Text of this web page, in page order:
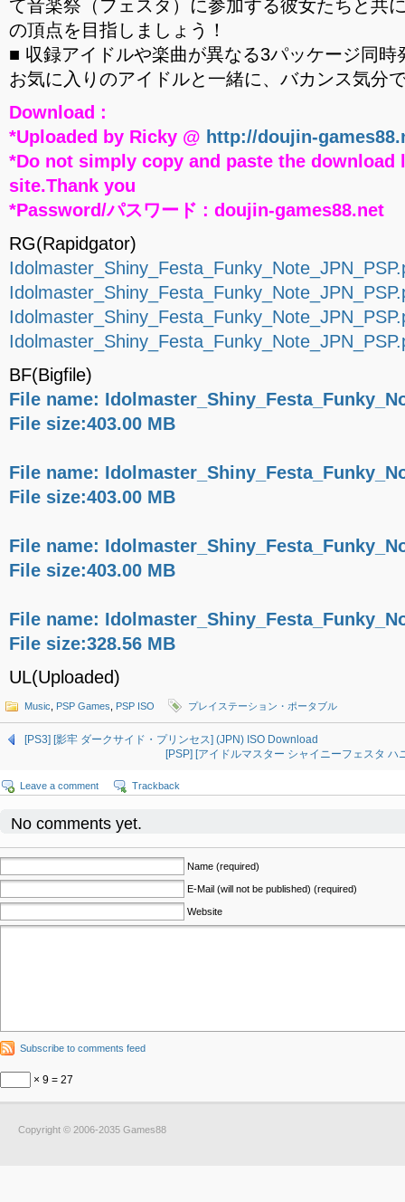
て音楽祭（フェスタ）に参加する彼女たちと共
の頂点を目指しましょう！
■ 収録アイドルや楽曲が異なる3パッケージ同時
お気に入りのアイドルと一緒に、バカンス気分
Download :
*Uploaded by Ricky @ http://doujin-
*Do not simply copy and paste the download
site.Thank you
*Password/パスワード : doujin-games88.net
RG(Rapidgator)
BF(Bigfile)
File name:
File size:403.00 MB
File name:
File size:403.00 MB
File name:
File size:403.00 MB
File name:
File size:328.56 MB
UL(Uploaded)
Music PSP Games PSP ISO プレイステーション・ポータブル
[PS3] [影牢 ダークサイド・プリンセス] (JPN) ISO Download
[PSP] [アイドルマスター シャイニーフェスタ
Leave a comment Trackback
No comments yet.
Name (required)
E-Mail (will not be published) (required)
Website
Subscribe to comments feed
× 9 = 27
Copyright © 2006-2035 Games88